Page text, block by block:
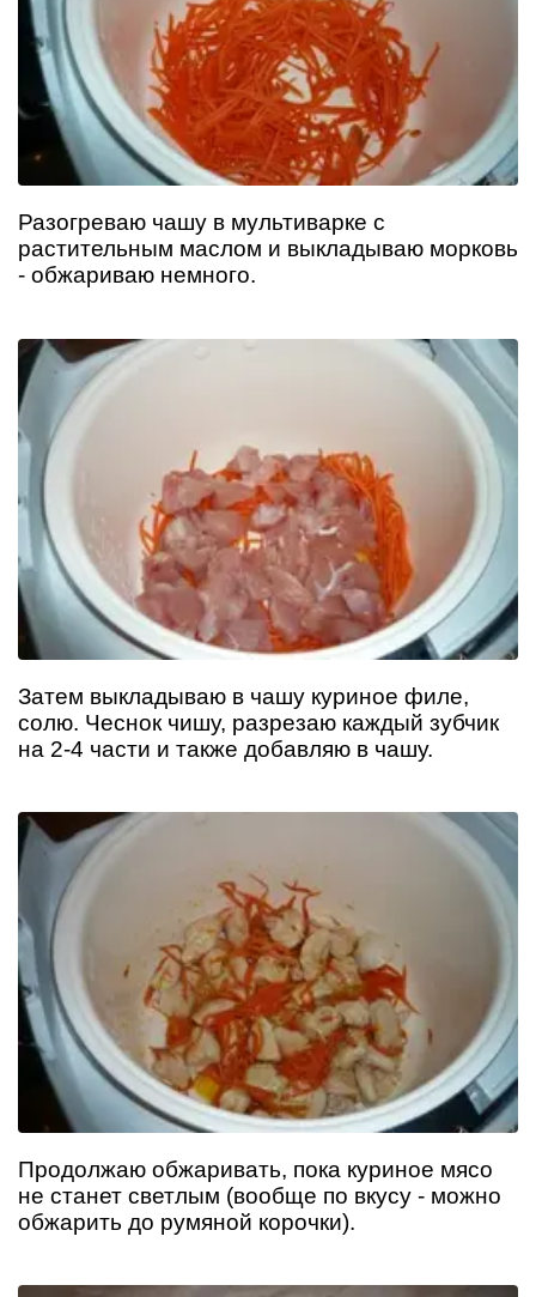
Разогреваю чашу в мультиварке с
растительным маслом и выкладываю морковь
- обжариваю немного.
Затем выкладываю в чашу куриное филе,
солю. Чеснок чишу, разрезаю каждый зубчик
на 2-4 части и также добавляю в чашу.
Продолжаю обжаривать, пока куриное мясо
не станет светлым (вообще по вкусу - можно
обжарить до румяной корочки).